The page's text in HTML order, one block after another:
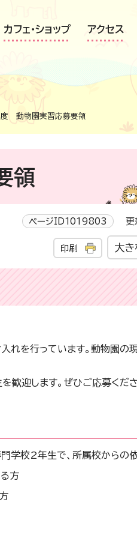
カフェ・ショップ アクセス
動物園実習応募要領
領
ページID1019803 更
印刷 大き
れを行っています。動物園の
歓迎します。ぜひご応募くださ
学校2年生で、所属校からの
方